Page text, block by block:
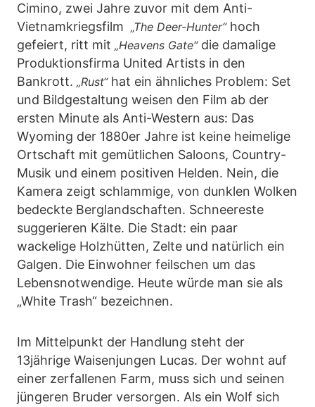
Cimino, zwei Jahre zuvor mit dem Anti-
Vietnamkriegsfilm „The Deer-Hunter“hoch
gefeiert, ritt mit „Heavens Gate“die damalige
Produktionsfirma United Artists in den
Bankrott. „Rust“hat ein ähnliches Problem: Set
und Bildgestaltung weisen den Film ab der
ersten Minute als Anti-Western aus: Das
Wyoming der 1880er Jahre ist keine heimelige
Ortschaft mit gemütlichen Saloons, Country-
Musik und einem positiven Helden. Nein, die
Kamera zeigt schlammige, von dunklen Wolken
bedeckte Berglandschaften. Schneereste
suggerieren Kälte. Die Stadt: ein paar
wackelige Holzhütten, Zelte und natürlich ein
Galgen. Die Einwohner feilschen um das
Lebensnotwendige. Heute würde man sie als
„White Trash“ bezeichnen.
Im Mittelpunkt der Handlung steht der
13jährige Waisenjungen Lucas. Der wohnt auf
einer zerfallenen Farm, muss sich und seinen
jüngeren Bruder versorgen. Als ein Wolf sich